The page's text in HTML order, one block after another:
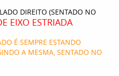
DIREITO (SENTADO NO
EIXO ESTRIADA
É SEMPRE ESTANDO
A MESMA, SENTADO NO